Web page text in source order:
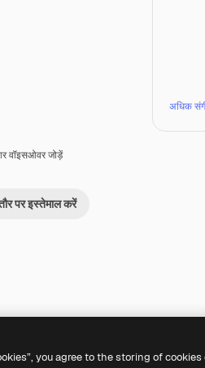
वॉइसओवर जोड़ें
पर इस्तेमाल करें
अधिक
you agree to the storing of